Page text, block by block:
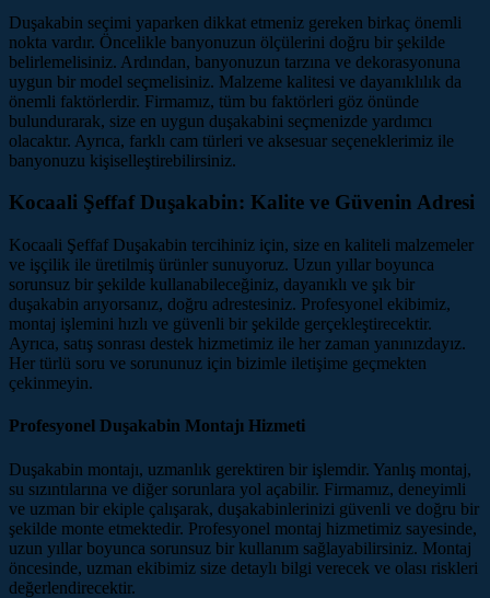
Duşakabin seçimi yaparken dikkat etmeniz gereken birkaç önemli
nokta vardır. Öncelikle banyonuzun ölçülerini doğru bir şekilde
belirlemelisiniz. Ardından, banyonuzun tarzına ve dekorasyonuna
uygun bir model seçmelisiniz. Malzeme kalitesi ve dayanıklılık da
önemli faktörlerdir. Firmamız, tüm bu faktörleri göz önünde
bulundurarak, size en uygun duşakabini seçmenizde yardımcı
olacaktır. Ayrıca, farklı cam türleri ve aksesuar seçeneklerimiz ile
banyonuzu kişiselleştirebilirsiniz.
Kocaali Şeffaf Duşakabin: Kalite ve Güvenin Adresi
Kocaali Şeffaf Duşakabin tercihiniz için, size en kaliteli malzemeler
ve işçilik ile üretilmiş ürünler sunuyoruz. Uzun yıllar boyunca
sorunsuz bir şekilde kullanabileceğiniz, dayanıklı ve şık bir
duşakabin arıyorsanız, doğru adrestesiniz. Profesyonel ekibimiz,
montaj işlemini hızlı ve güvenli bir şekilde gerçekleştirecektir.
Ayrıca, satış sonrası destek hizmetimiz ile her zaman yanınızdayız.
Her türlü soru ve sorununuz için bizimle iletişime geçmekten
çekinmeyin.
Profesyonel Duşakabin Montajı Hizmeti
Duşakabin montajı, uzmanlık gerektiren bir işlemdir. Yanlış montaj,
su sızıntılarına ve diğer sorunlara yol açabilir. Firmamız, deneyimli
ve uzman bir ekiple çalışarak, duşakabinlerinizi güvenli ve doğru bir
şekilde monte etmektedir. Profesyonel montaj hizmetimiz sayesinde,
uzun yıllar boyunca sorunsuz bir kullanım sağlayabilirsiniz. Montaj
öncesinde, uzman ekibimiz size detaylı bilgi verecek ve olası riskleri
değerlendirecektir.